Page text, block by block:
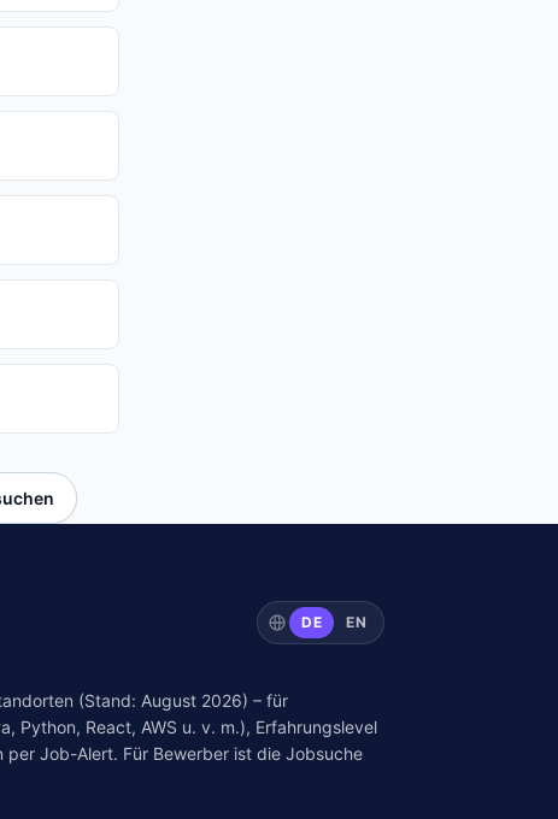
DE EN
(Stand: August 2026) – für
Python, React, AWS u. v. m.), Erfahrungslevel
per Job-Alert. Für Bewerber ist die Jobsuche